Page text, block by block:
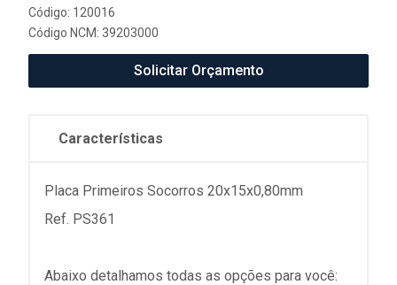
Código: 120016
Código NCM: 39203000
Solicitar Orçamento
Características
Placa Primeiros Socorros 20x15x0,80mm
Ref. PS361
Abaixo detalhamos todas as opções para você: